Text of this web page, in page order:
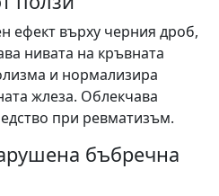
ефект върху черния дроб,
нивата на кръвната
и нормализира
жлеза. Облекчава
при ревматизъм.
бъбречна